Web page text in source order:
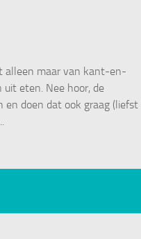
alleen maar van kant-en-
uit eten. Nee hoor, de
en doen dat ook graag (liefst